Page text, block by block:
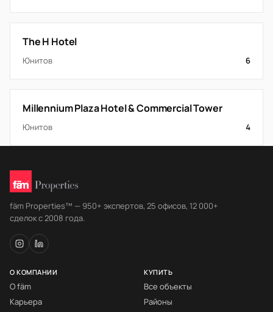
The H Hotel
Юнитов 6
Millennium Plaza Hotel & Commercial Tower
Юнитов 4
fäm Properties™ — 950+ экспертов, 25 офисов, 12 000+
сделок с 2008 года.
О КОМПАНИИ
О fäm
Карьера
КУПИТЬ
Все объекты
Районы